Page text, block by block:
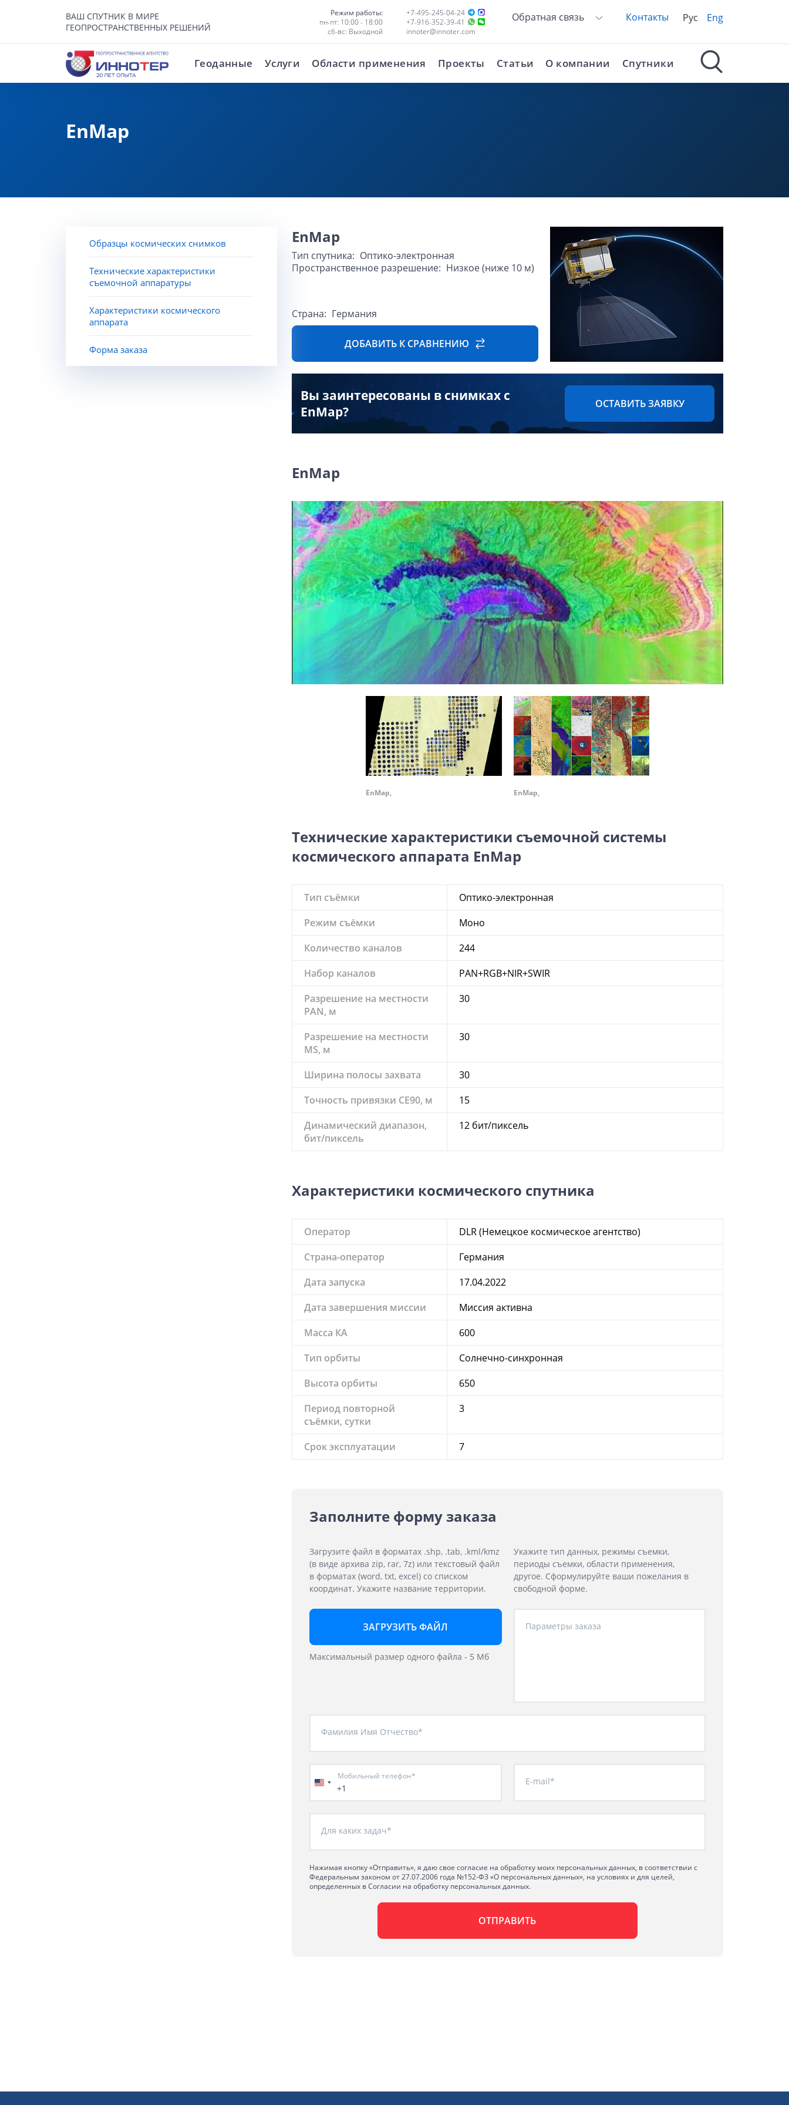
ВАШ СПУТНИК В МИРЕ
ГЕОПРОСТРАНСТВЕННЫХ РЕШЕНИЙ
Режим работы:
пн-пт: 10:00 - 18:00
сб-вс: Выходной
+7-495-245-04-24
+7-916-352-39-41
innoter@innoter.com
Обратная связь Контакты Рус Eng
Геоданные Услуги Области применения Проекты Статьи О компании Спутники
EnMap
Образцы космических снимков
Технические характеристики
съемочной аппаратуры
Характеристики космического
аппарата
Форма заказа
EnMap
Тип спутника: Оптико-электронная
Пространственное разрешение: Низкое (ниже 10 м)
Страна: Германия
ДОБАВИТЬ К СРАВНЕНИЮ
Вы заинтересованы в снимках с
EnMap?
ОСТАВИТЬ ЗАЯВКУ
EnMap
EnMap, EnMap,
Технические характеристики съемочной системы
космического аппарата EnMap
Тип съёмки Оптико-электронная
Режим съёмки Моно
Количество каналов 244
Набор каналов PAN+RGB+NIR+SWIR
Разрешение на местности
PAN, м
30
Разрешение на местности
MS, м
30
Ширина полосы захвата 30
Точность привязки CE90, м 15
Динамический диапазон,
бит/пиксель
12 бит/пиксель
Характеристики космического спутника
Оператор DLR (Немецкое космическое агентство)
Страна-оператор Германия
Дата запуска 17.04.2022
Дата завершения миссии Миссия активна
Масса КА 600
Тип орбиты Солнечно-синхронная
Высота орбиты 650
Период повторной
съёмки, сутки
3
Срок эксплуатации 7
Заполните форму заказа
Загрузите файл в форматах .shp, .tab, .kml/kmz
(в виде архива zip, rar, 7z) или текстовый файл
в форматах (word, txt, excel) со списком
координат. Укажите название территории.
ЗАГРУЗИТЬ ФАЙЛ
Максимальный размер одного файла - 5 Мб
Укажите тип данных, режимы съемки,
периоды съемки, области применения,
другое. Сформулируйте ваши пожелания в
свободной форме.
Параметры заказа
Фамилия Имя Отчество*
+1
Мобильный телефон* E-mail*
Для каких задач*
Нажимая кнопку «Отправить», я даю свое согласие на обработку моих персональных данных, в соответствии с
Федеральным законом от 27.07.2006 года №152-ФЗ «О персональных данных», на условиях и для целей,
определенных в Согласии на обработку персональных данных.